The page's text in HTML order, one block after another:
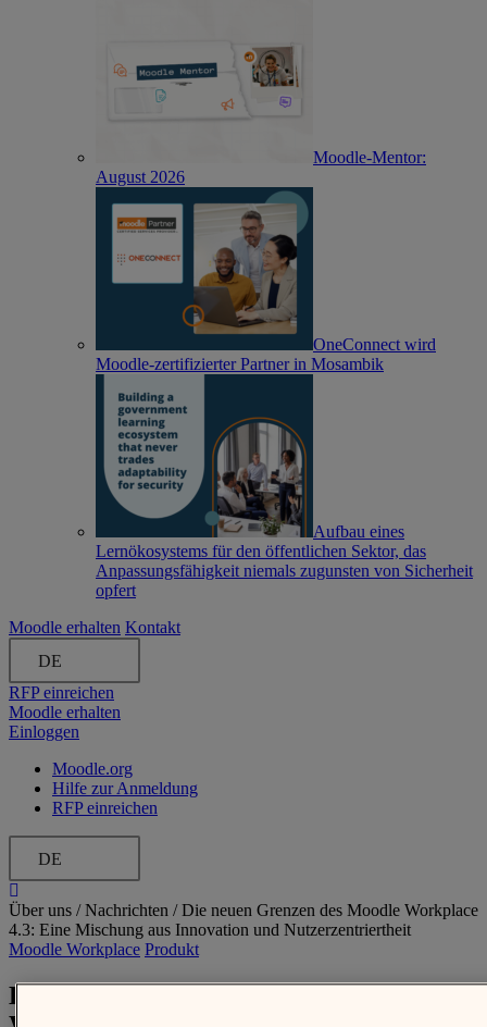
Moodle-Mentor:
August 2026
OneConnect wird
Moodle-zertifizierter Partner in Mosambik
Aufbau eines
Lernökosystems für den öffentlichen Sektor, das
Anpassungsfähigkeit niemals zugunsten von Sicherheit
opfert
Moodle erhalten Kontakt
DE
RFP einreichen
Moodle erhalten
Einloggen
Moodle.org
Hilfe zur Anmeldung
RFP einreichen
DE
Über uns /Nachrichten /Die neuen Grenzen des Moodle Workplace
4.3: Eine Mischung aus Innovation und Nutzerzentriertheit
Moodle Workplace Produkt
Die neuen Grenzen des Moodle